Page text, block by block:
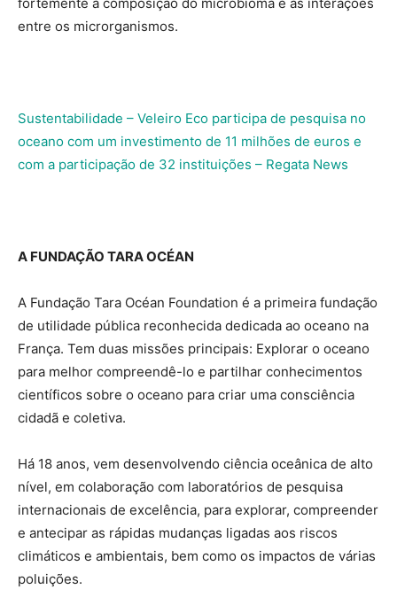
entre os microrganismos.
Sustentabilidade – Veleiro Eco participa de pesquisa no
oceano com um investimento de 11 milhões de euros e
com a participação de 32 instituições – Regata News
A FUNDAÇÃO TARA OCÉAN
A Fundação Tara Océan Foundation é a primeira fundação
de utilidade pública reconhecida dedicada ao oceano na
França. Tem duas missões principais: Explorar o oceano
para melhor compreendê-lo e partilhar conhecimentos
científicos sobre o oceano para criar uma consciência
cidadã e coletiva.
Há 18 anos, vem desenvolvendo ciência oceânica de alto
nível, em colaboração com laboratórios de pesquisa
internacionais de excelência, para explorar, compreender
e antecipar as rápidas mudanças ligadas aos riscos
climáticos e ambientais, bem como os impactos de várias
poluições.